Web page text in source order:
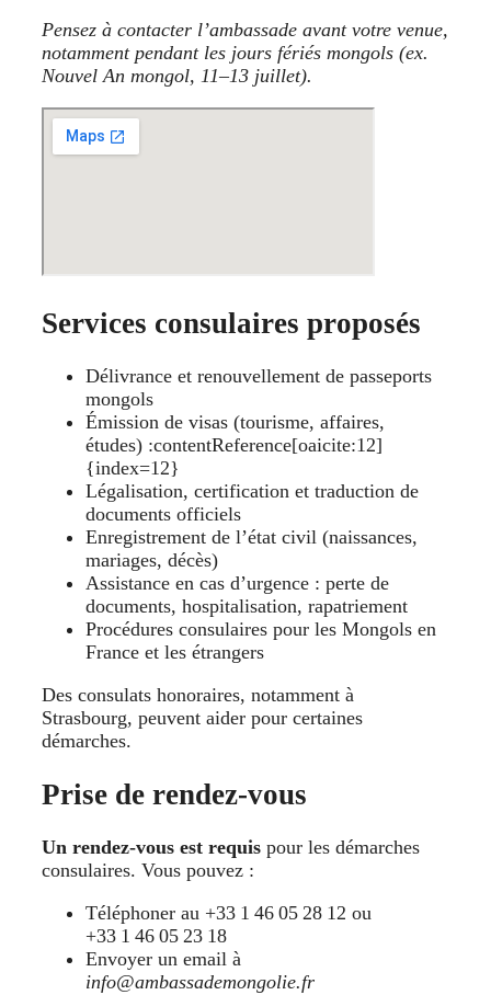
Pensez à contacter l’ambassade avant votre venue,
notamment pendant les jours fériés mongols (ex.
Nouvel An mongol, 11–13 juillet).
Services consulaires proposés
Délivrance et renouvellement de passeports
mongols
Émission de visas (tourisme, affaires,
études) :contentReference[oaicite:12]
{index=12}
Légalisation, certification et traduction de
documents officiels
Enregistrement de l’état civil (naissances,
mariages, décès)
Assistance en cas d’urgence : perte de
documents, hospitalisation, rapatriement
Procédures consulaires pour les Mongols en
France et les étrangers
Des consulats honoraires, notamment à
Strasbourg, peuvent aider pour certaines
démarches.
Prise de rendez‑vous
Un rendez-vous est requis pour les démarches
consulaires. Vous pouvez :
Téléphoner au +33 1 46 05 28 12 ou
+33 1 46 05 23 18
Envoyer un email à
info@ambassademongolie.fr